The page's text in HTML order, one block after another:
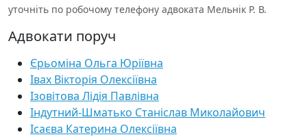
уточніть по робочому телефону адвоката Мельнік Р. В.
Адвокати поруч
Єрьоміна Ольга Юріївна
Івах Вікторія Олексіївна
Ізовітова Лідія Павлівна
Індутний-Шматько Станіслав Миколайович
Ісаєва Катерина Олексіївна